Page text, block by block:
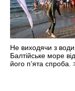
Не виходячи з
Балтійське море
його пʼята спроба.